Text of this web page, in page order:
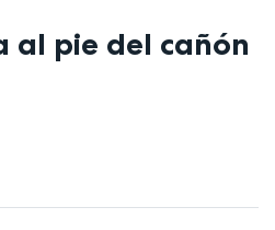
al pie del cañón